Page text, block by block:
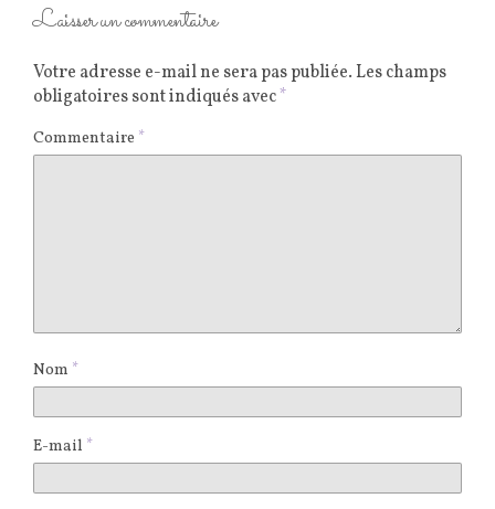
Laisser un commentaire
Votre adresse e-mail ne sera pas publiée.Les champs
obligatoires sont indiqués avec*
Commentaire *
Nom *
E-mail *